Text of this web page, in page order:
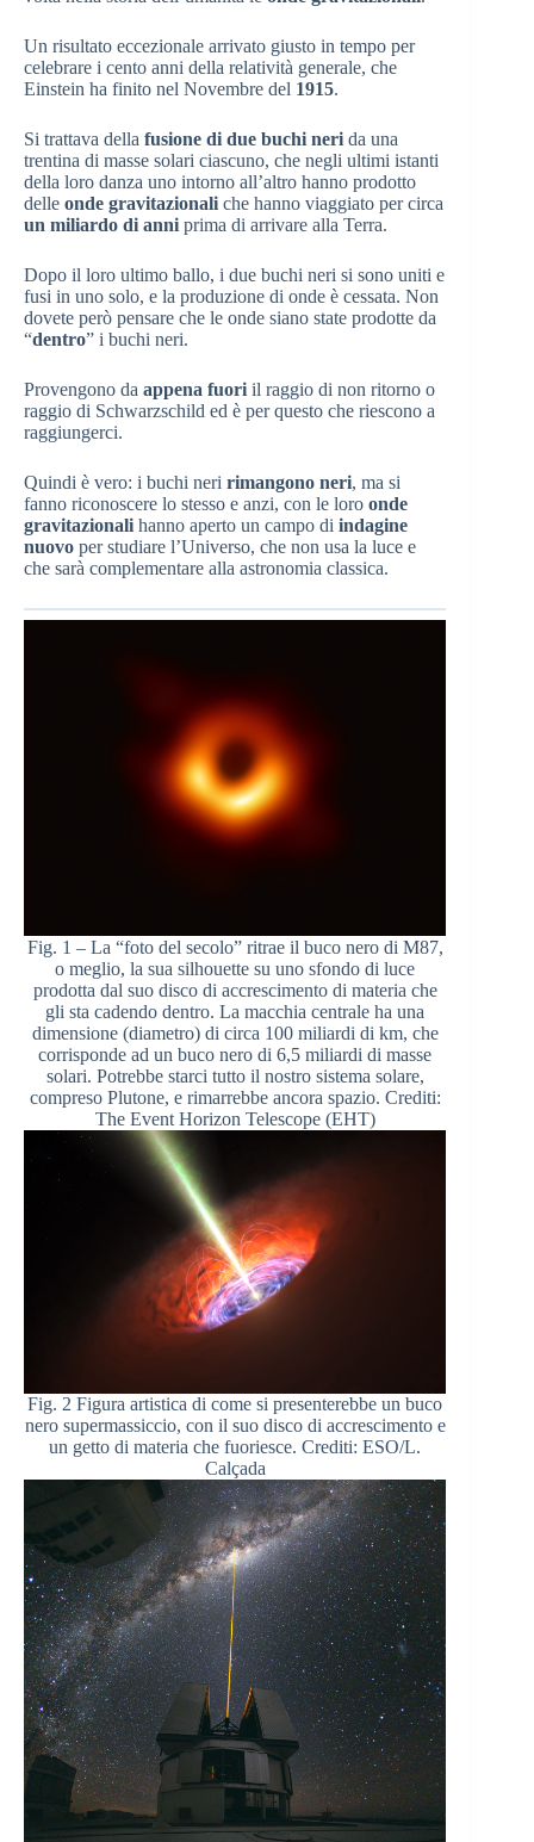
Un risultato eccezionale arrivato giusto in tempo per
celebrare i cento anni della relatività generale, che
Einstein ha finito nel Novembre del 1915.
Si trattava della fusione di due buchi neri da una
trentina di masse solari ciascuno, che negli ultimi istanti
della loro danza uno intorno all’altro hanno prodotto
delle onde gravitazionali che hanno viaggiato per circa
un miliardo di anni prima di arrivare alla Terra.
Dopo il loro ultimo ballo, i due buchi neri si sono uniti e
fusi in uno solo, e la produzione di onde è cessata. Non
dovete però pensare che le onde siano state prodotte da
“dentro” i buchi neri.
Provengono da appena fuori il raggio di non ritorno o
raggio di Schwarzschild ed è per questo che riescono a
raggiungerci.
Quindi è vero: i buchi neri rimangono neri, ma si
fanno riconoscere lo stesso e anzi, con le loro onde
gravitazionali hanno aperto un campo di indagine
nuovo per studiare l’Universo, che non usa la luce e
che sarà complementare alla astronomia classica.
Fig. 1 – La “foto del secolo” ritrae il buco nero di M87,
o meglio, la sua silhouette su uno sfondo di luce
prodotta dal suo disco di accrescimento di materia che
gli sta cadendo dentro. La macchia centrale ha una
dimensione (diametro) di circa 100 miliardi di km, che
corrisponde ad un buco nero di 6,5 miliardi di masse
solari. Potrebbe starci tutto il nostro sistema solare,
compreso Plutone, e rimarrebbe ancora spazio. Crediti:
The Event Horizon Telescope (EHT)
Fig. 2 Figura artistica di come si presenterebbe un buco
nero supermassiccio, con il suo disco di accrescimento e
un getto di materia che fuoriesce. Crediti: ESO/L.
Calçada